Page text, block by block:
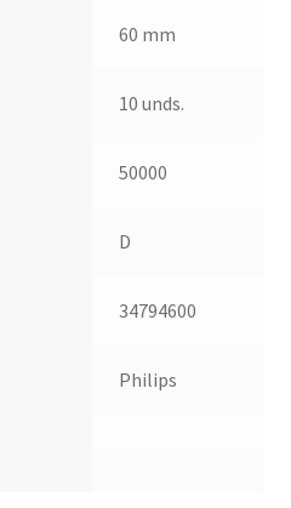
60 mm
10 unds.
50000
D
34794600
Philips